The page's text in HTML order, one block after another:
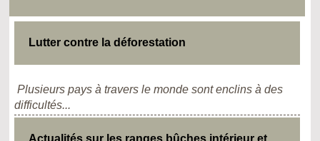
Lutter contre la déforestation
Plusieurs pays à travers le monde sont enclins à des
difficultés...
Actualités sur les ranges bûches intérieur et